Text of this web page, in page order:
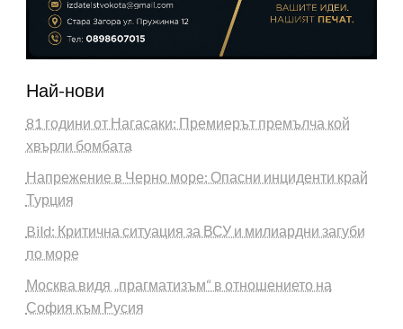
Най-нови
81 години от Нагасаки: Премиерът премълча кой
хвърли бомбата
Напрежение в Черно море: Опасни инциденти край
Турция
Bild: Критична ситуация за ВСУ и милиардни загуби
по море
Москва видя „прагматизъм“ в отношението на
София към Русия